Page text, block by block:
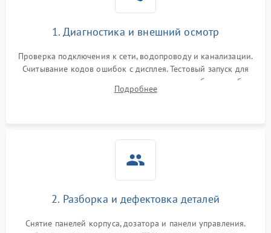
1. Диагностика и внешний осмотр
Проверка подключения к сети, водопроводу и канализации.
Считывание кодов ошибок с дисплея. Тестовый запуск для
выявления посторонних шумов, протечек или сбоев в работе
электронного модуля управления.
Подробнее
2. Разборка и дефектовка деталей
Снятие панелей корпуса, дозатора и панели управления.